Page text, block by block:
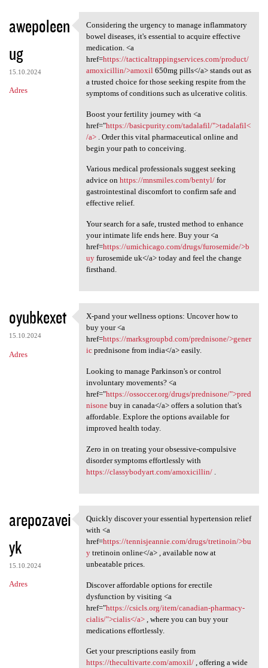
awepoleen
ug
15.10.2024
Adres
Considering the urgency to
Considering the urgency to manage inflammatory
bowel diseases, it's essential to acquire effective
medication. <a
href=https://tacticaltrappingservices.com/product/
amoxicillin/>amoxil650mg pills</a> stands out as
a trusted choice for those seeking respite from the
symptoms of conditions such as ulcerative colitis.
Boost your fertility journey with <a
href="https://basicpurity.com/tadalafil/">tadalafil<
/a>. Order this vital pharmaceutical online and
begin your path to conceiving.
Various medical professionals suggest seeking
advice on https://mnsmiles.com/bentyl/for
gastrointestinal discomfort to confirm safe and
effective relief.
Your search for a safe, trusted method to enhance
your intimate life ends here. Buy your <a
href=https://umichicago.com/drugs/furosemide/>b
uyfurosemide uk</a> today and feel the change
firsthand.
oyubkexet
15.10.2024
Adres
X-pand your wellness options:
X-pand your wellness options: Uncover how to
buy your <a
href=https://marksgroupbd.com/prednisone/>gener
icprednisone from india</a> easily.
Looking to manage Parkinson's or control
involuntary movements? <a
href="https://ossoccer.org/drugs/prednisone/">pred
nisonebuy in canada</a> offers a solution that's
affordable. Explore the options available for
improved health today.
Zero in on treating your obsessive-compulsive
disorder symptoms effortlessly with
https://classybodyart.com/amoxicillin/.
arepozavei
yk
15.10.2024
Adres
Quickly discover your
Quickly discover your essential hypertension relief
with <a
href=https://tennisjeannie.com/drugs/tretinoin/>bu
ytretinoin online</a> , available now at
unbeatable prices.
Discover affordable options for erectile
dysfunction by visiting <a
href="https://csicls.org/item/canadian-pharmacy-
cialis/">cialis</a>, where you can buy your
medications effortlessly.
Get your prescriptions easily from
https://thecultivarte.com/amoxil/, offering a wide